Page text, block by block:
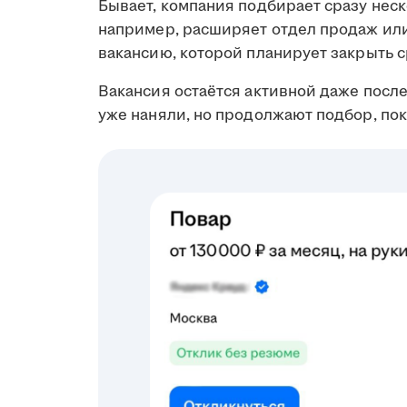
Бывает, компания подбирает сразу
например, расширяет отдел продаж
вакансию, которой планирует закрыть
Вакансия остаётся активной даже
уже наняли, но продолжают подбор,